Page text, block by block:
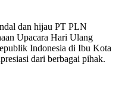
dan hijau PT PLN
Upacara Hari Ulang
Indonesia di Ibu Kota
dari berbagai pihak.